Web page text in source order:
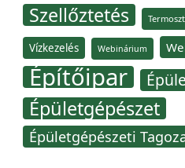
Szellőztetés
Vízkezelés Webinárium
Építőipar
Épületgépészet
Épületgépészeti